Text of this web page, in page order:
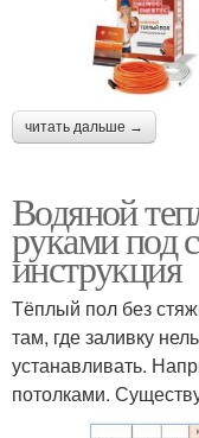
читать дальше →
Водяной
руками под
инструкция
Тёплый пол без
там, где заливку
устанавливать.
потолками.